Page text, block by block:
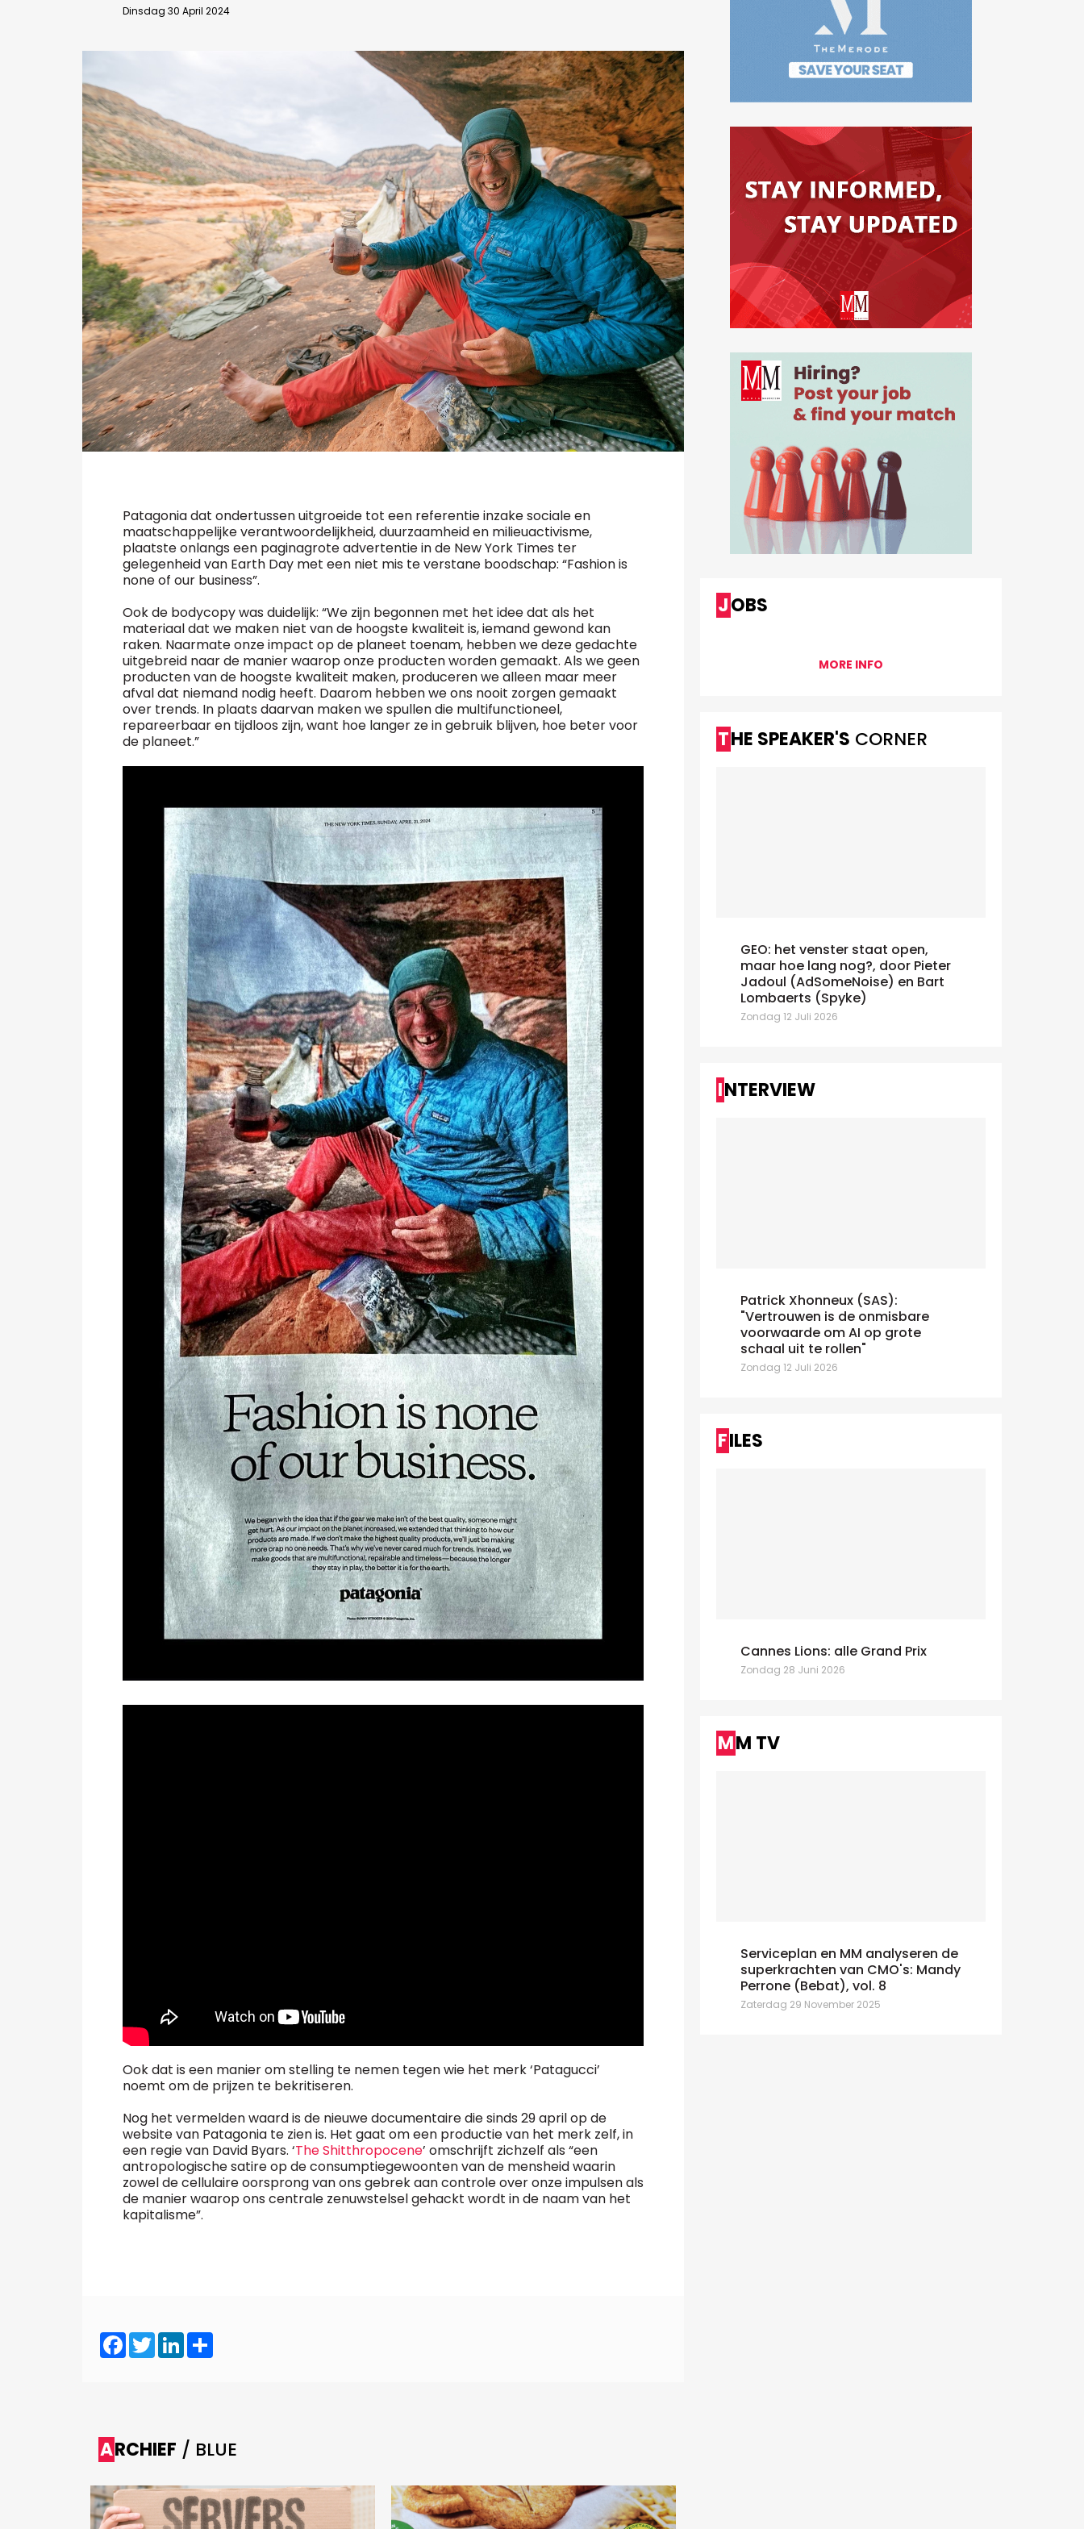
Dinsdag 30 April 2024
Patagonia dat ondertussen uitgroeide tot een referentie inzake sociale en
maatschappelijke verantwoordelijkheid, duurzaamheid en milieuactivisme,
plaatste onlangs een paginagrote advertentie in de New York Times ter
gelegenheid van Earth Day met een niet mis te verstane boodschap: “Fashion is
none of our business”.
Ook de bodycopy was duidelijk: “We zijn begonnen met het idee dat als het
materiaal dat we maken niet van de hoogste kwaliteit is, iemand gewond kan
raken. Naarmate onze impact op de planeet toenam, hebben we deze gedachte
uitgebreid naar de manier waarop onze producten worden gemaakt. Als we geen
producten van de hoogste kwaliteit maken, produceren we alleen maar meer
afval dat niemand nodig heeft. Daarom hebben we ons nooit zorgen gemaakt
over trends. In plaats daarvan maken we spullen die multifunctioneel,
repareerbaar en tijdloos zijn, want hoe langer ze in gebruik blijven, hoe beter voor
de planeet.”
Ook dat is een manier om stelling te nemen tegen wie het merk ‘Patagucci’
noemt om de prijzen te bekritiseren.
Nog het vermelden waard is de nieuwe documentaire die sinds 29 april op de
website van Patagonia te zien is. Het gaat om een productie van het merk zelf, in
een regie van David Byars. ‘The Shitthropocene’ omschrijft zichzelf als “een
antropologische satire op de consumptiegewoonten van de mensheid waarin
zowel de cellulaire oorsprong van ons gebrek aan controle over onze impulsen als
de manier waarop ons centrale zenuwstelsel gehackt wordt in de naam van het
kapitalisme”.
Facebook
TwitterLinkedIn
ARCHIEF / BLUE
JOBS
MORE INFO
THE SPEAKER'S CORNER
GEO: het venster staat open,
maar hoe lang nog?, door Pieter
Jadoul (AdSomeNoise) en Bart
Lombaerts (Spyke)
Zondag 12 Juli 2026
INTERVIEW
Patrick Xhonneux (SAS):
"Vertrouwen is de onmisbare
voorwaarde om AI op grote
schaal uit te rollen"
Zondag 12 Juli 2026
FILES
Cannes Lions: alle Grand Prix
Zondag 28 Juni 2026
MM TV
Serviceplan en MM analyseren de
superkrachten van CMO's: Mandy
Perrone (Bebat), vol. 8
Zaterdag 29 November 2025
Bedrijfsabonnement